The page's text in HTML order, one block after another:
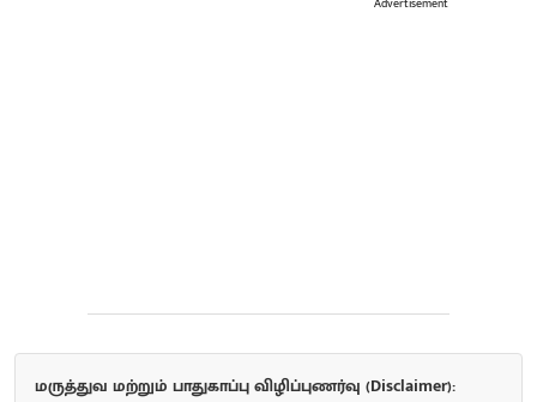
மருத்துவ மற்றும் பாதுகாப்பு விழிப்புணர்வு (Disclaimer):